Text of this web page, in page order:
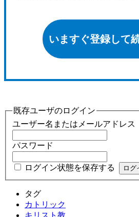
いますぐ登録して
既存ユーザのログイン
ユーザー名またはメールアドレス
パスワード
ログイン状態を保存する
タグ
カトリック